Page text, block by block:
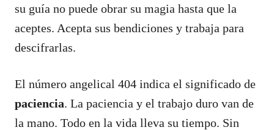
su guía no puede obrar su magia hasta que la
aceptes. Acepta sus bendiciones y trabaja para
descifrarlas.
El número angelical 404 indica el significado de
paciencia. La paciencia y el trabajo duro van de
la mano. Todo en la vida lleva su tiempo. Sin